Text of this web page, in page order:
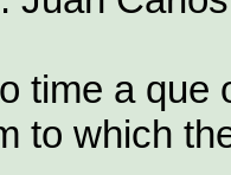
time a que
to which